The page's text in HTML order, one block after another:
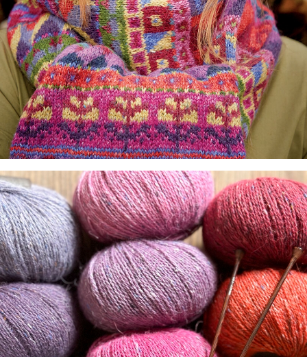
월드 페임의 디자이너들의 아이코닉 디자인 아카이브
2002년 출시된 이래로 펠티드 트위드는 월드 페임의 디자이
손뜨개 디자인에 획을 긋는 아이코닉한 디자인들이 세계 유수의
디자이너들의 손에서
펠티드 트위도로 완성되었죠.
페어 아일의 대명사 마리 왈린Marie Wallin의 최근의 디자인
들도 멋지지만,
초기의 디자인들의 매력은 또 다르게 다가오곤 합니다.